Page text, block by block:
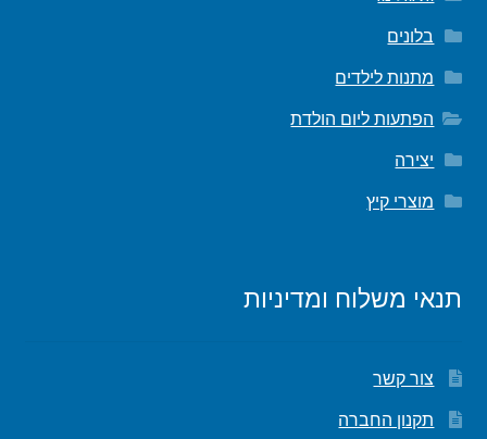
בלונים
מתנות לילדים
הפתעות ליום הולדת
יצירה
מוצרי קיץ
תנאי משלוח ומדיניות
צור קשר
תקנון החברה